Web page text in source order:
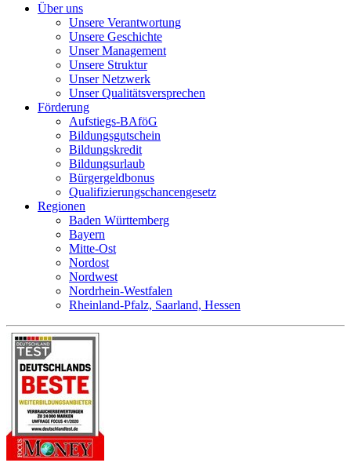
Über uns
Unsere Verantwortung
Unsere Geschichte
Unser Management
Unsere Struktur
Unser Netzwerk
Unser Qualitätsversprechen
Förderung
Aufstiegs-BAföG
Bildungsgutschein
Bildungskredit
Bildungsurlaub
Bürgergeldbonus
Qualifizierungschancengesetz
Regionen
Baden Württemberg
Bayern
Mitte-Ost
Nordost
Nordwest
Nordrhein-Westfalen
Rheinland-Pfalz, Saarland, Hessen